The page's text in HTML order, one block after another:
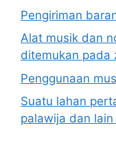
Pengiriman
Alat musik dan
ditemukan pada
Penggunaan
Suatu lahan
palawija dan